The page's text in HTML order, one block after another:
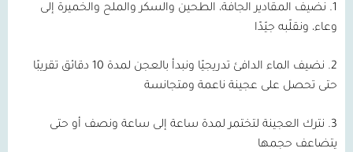
1. نضيف المقادير الجافة، الطحين والسكر والملح والخميرة إلى
وعاء، ونقلّبه جيّدًا
2. نضيف الماء الدافئ تدريجيًا ونبدأ بالعجن لمدة 10 دقائق تقريبًا
حتى تحصل على عجينة ناعمة ومتجانسة
3. نترك العجينة لتختمر لمدة ساعة إلى ساعة ونصف أو حتى
يتضاعف حجمها